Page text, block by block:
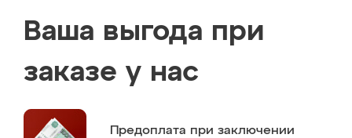
Ваша выгода при
заказе у нас
Предоплата при заключении